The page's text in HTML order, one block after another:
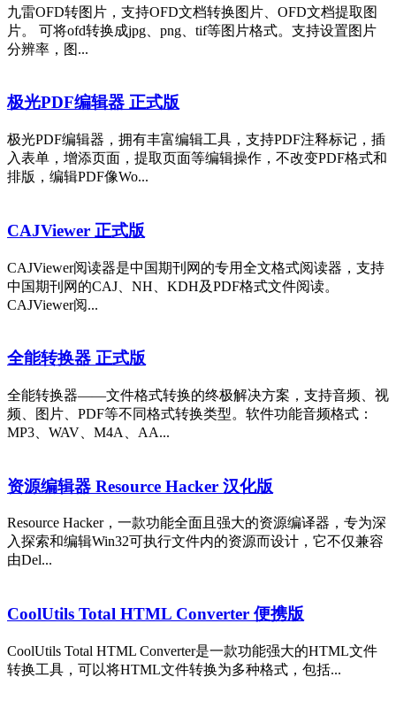
九雷OFD转图片，支持OFD文档转换图片、OFD文档提取图
片。 可将ofd转换成jpg、png、tif等图片格式。支持设置图片
分辨率，图...
极光PDF编辑器 正式版
极光PDF编辑器，拥有丰富编辑工具，支持PDF注释标记，插
入表单，增添页面，提取页面等编辑操作，不改变PDF格式和
排版，编辑PDF像Wo...
CAJViewer 正式版
CAJViewer阅读器是中国期刊网的专用全文格式阅读器，支持
中国期刊网的CAJ、NH、KDH及PDF格式文件阅读。
CAJViewer阅...
全能转换器 正式版
全能转换器——文件格式转换的终极解决方案，支持音频、视
频、图片、PDF等不同格式转换类型。软件功能音频格式：
MP3、WAV、M4A、AA...
资源编辑器 Resource Hacker 汉化版
Resource Hacker，一款功能全面且强大的资源编译器，专为深
入探索和编辑Win32可执行文件内的资源而设计，它不仅兼容
由Del...
CoolUtils Total HTML Converter 便携版
CoolUtils Total HTML Converter是一款功能强大的HTML文件
转换工具，可以将HTML文件转换为多种格式，包括...